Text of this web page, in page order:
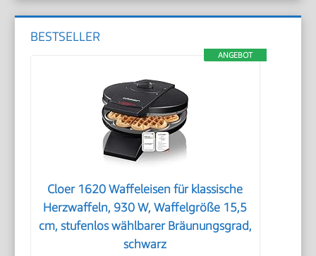
BESTSELLER
ANGEBOT
Cloer 1620 Waffeleisen für klassische
Herzwaffeln, 930 W, Waffelgröße 15,5
cm, stufenlos wählbarer Bräunungsgrad,
schwarz